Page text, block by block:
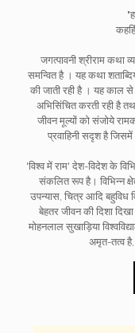
जगत्पावनी श्रीराम कथा
समन्वित है । यह कथा
की जाती रही है । यह काल
अभिसिंचित करती रही है
जीवन मूल्यों को संजोये
प्रवाहिनी सदृश है
'विश्व में राम' देश-विदेश के
संकलित रूप है। विभिन्न
उपन्यास, चित्र आदि बहुविध
बेहतर जीवन की दिशा
मोहनलाल सुखाड़िया
अमृत-तत्व